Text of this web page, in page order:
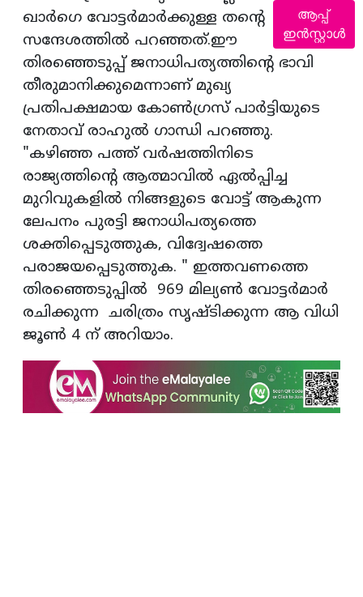
ഖാർഗെ വോട്ടർമാർക്കുള്ള തന്റെ
സന്ദേശത്തിൽ പറഞ്ഞത്.ഈ
തിരഞ്ഞെടുപ്പ് ജനാധിപത്യത്തിൻ്റെ ഭാവി
തീരുമാനിക്കുമെന്നാണ് മുഖ്യ
പ്രതിപക്ഷമായ കോൺഗ്രസ് പാർട്ടിയുടെ
നേതാവ് രാഹുൽ ഗാന്ധി പറഞ്ഞു.
"കഴിഞ്ഞ പത്ത് വർഷത്തിനിടെ
രാജ്യത്തിൻ്റെ ആത്മാവിൽ ഏൽപ്പിച്ച
മുറിവുകളിൽ നിങ്ങളുടെ വോട്ട് ആകുന്ന
ലേപനം പുരട്ടി ജനാധിപത്യത്തെ
ശക്തിപ്പെടുത്തുക, വിദ്വേഷത്തെ
പരാജയപ്പെടുത്തുക. " ഇത്തവണത്തെ
തിരഞ്ഞെടുപ്പിൽ 969 മില്യൺ വോട്ടർമാർ
രചിക്കുന്ന ചരിത്രം സൃഷ്ടിക്കുന്ന ആ വിധി
ജൂൺ 4 ന് അറിയാം.
ആപ്പ്
ഇൻസ്റ്റാൾ